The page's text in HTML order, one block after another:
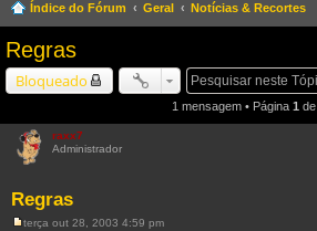
Índice do Fórum Geral
Notícias & Recortes
Regras
Bloqueado
1 mensagem • Página 1 de
raxx7
Administrador
Regras
terça out 28, 2003 4:59 pm